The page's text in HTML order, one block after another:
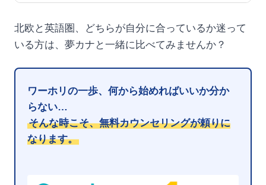
北欧と英語圏、どちらが自分に合っているか迷って
いる方は、夢カナと一緒に比べてみませんか？
ワーホリの一歩、何から始めればいいか分か
らない…
そんな時こそ、無料カウンセリングが頼りに
なります。